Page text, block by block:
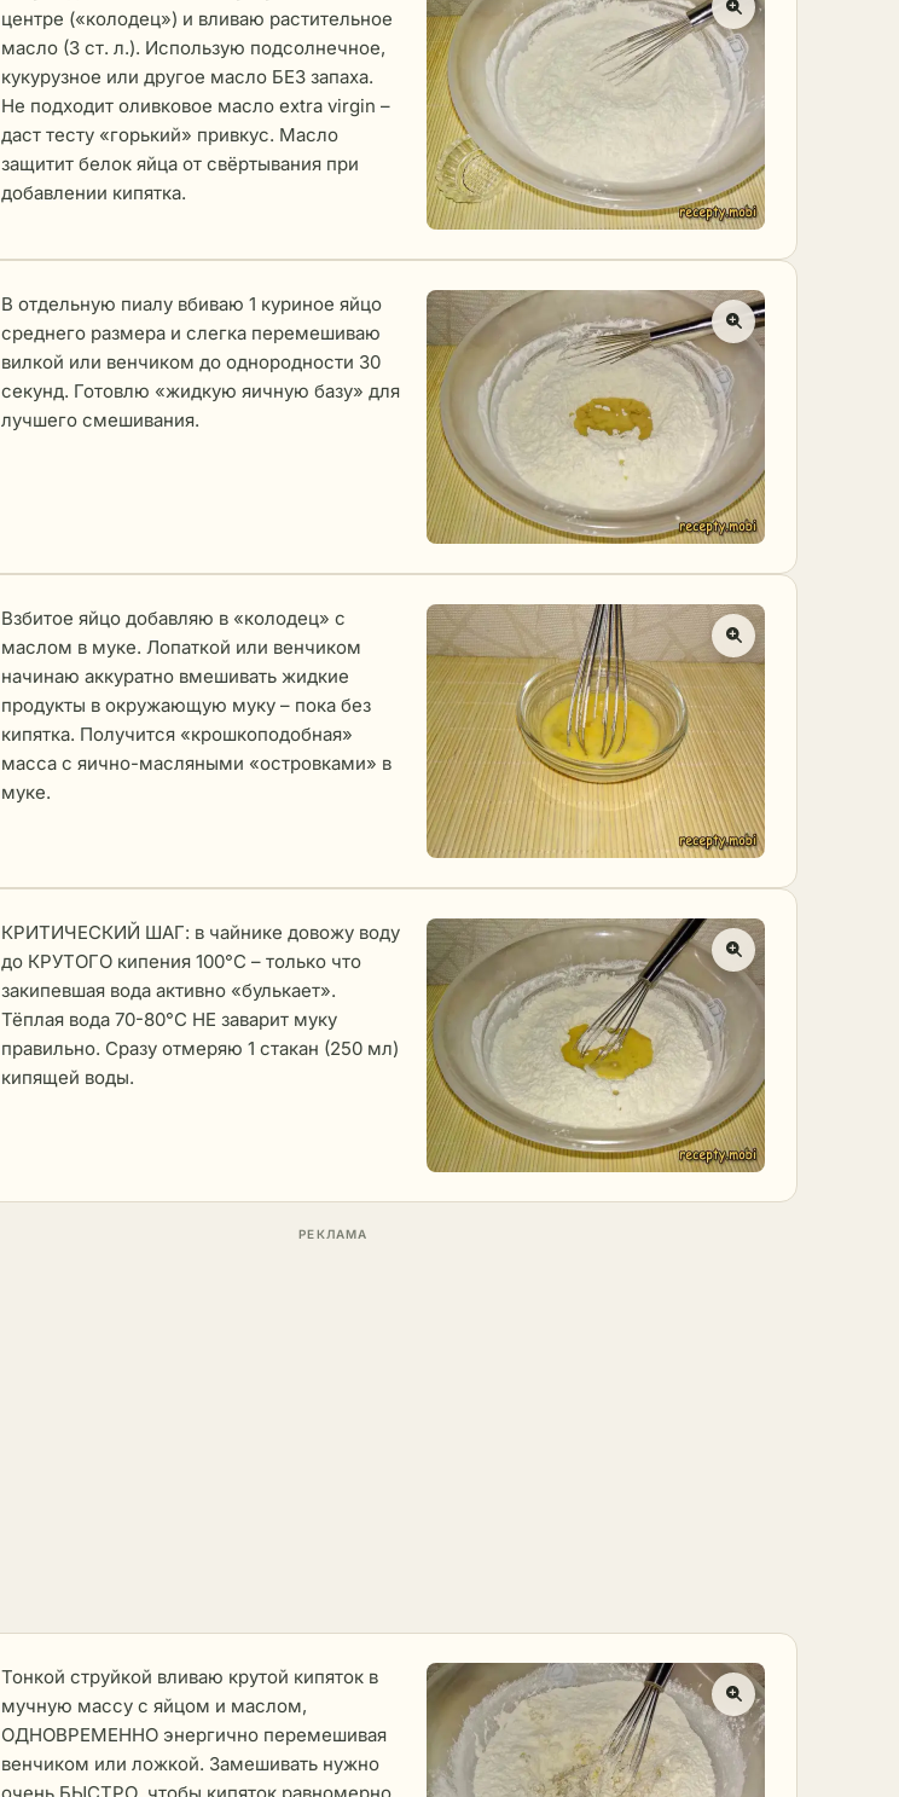
центре («колодец») и вливаю растительное
масло (3 ст. л.). Использую подсолнечное,
кукурузное или другое масло БЕЗ запаха.
Не подходит оливковое масло extra virgin –
даст тесту «горький» привкус. Масло
защитит белок яйца от свёртывания при
добавлении кипятка.
В отдельную пиалу вбиваю 1 куриное яйцо
среднего размера и слегка перемешиваю
вилкой или венчиком до однородности 30
секунд. Готовлю «жидкую яичную базу» для
лучшего смешивания.
Взбитое яйцо добавляю в «колодец» с
маслом в муке. Лопаткой или венчиком
начинаю аккуратно вмешивать жидкие
продукты в окружающую муку – пока без
кипятка. Получится «крошкоподобная»
масса с яично-масляными «островками» в
муке.
КРИТИЧЕСКИЙ ШАГ: в чайнике довожу воду
до КРУТОГО кипения 100°C – только что
закипевшая вода активно «булькает».
Тёплая вода 70-80°C НЕ заварит муку
правильно. Сразу отмеряю 1 стакан (250 мл)
кипящей воды.
Тонкой струйкой вливаю крутой кипяток в
мучную массу с яйцом и маслом,
ОДНОВРЕМЕННО энергично перемешивая
венчиком или ложкой. Замешивать нужно
очень БЫСТРО, чтобы кипяток равномерно